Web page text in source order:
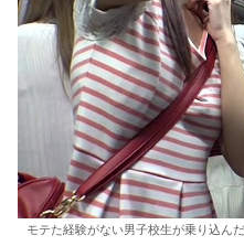
モテた経験がない男子校生が乗り込ん